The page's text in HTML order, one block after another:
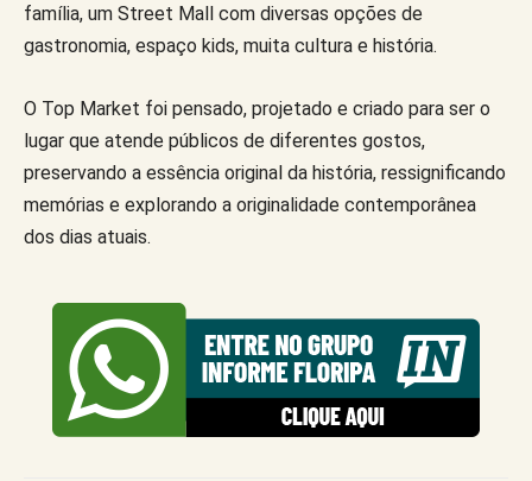
família, um Street Mall com diversas opções de
gastronomia, espaço kids, muita cultura e história.
O Top Market foi pensado, projetado e criado para ser o
lugar que atende públicos de diferentes gostos,
preservando a essência original da história, ressignificando
memórias e explorando a originalidade contemporânea
dos dias atuais.